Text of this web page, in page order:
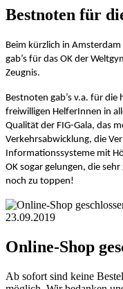
Bestnoten für
Beim kürzlich in
gab’s für das OK der
Zeugnis.
Bestnoten gab’s v.a. für
freiwilligen HelferInnen in
Qualität der FIG-Gala, das
Verkehrsabwicklung, die
Informationssysteme mit
OK sogar gelungen, die
noch zu toppen!
23.09.2019
Online-Shop
Ab sofort sind keine